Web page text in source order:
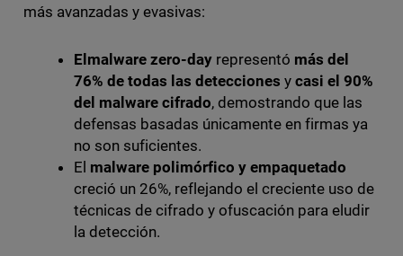
más avanzadas y evasivas:
Elmalware zero-day representó más del
76% de todas las detecciones ycasi el 90%
del malware cifrado, demostrando que las
defensas basadas únicamente en firmas ya
no son suficientes.
El malware polimórfico y empaquetado
creció un 26%, reflejando el creciente uso de
técnicas de cifrado y ofuscación para eludir
la detección.